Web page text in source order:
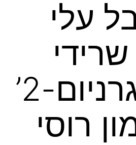
עלי
רחפן ‘גרניום-2’
רוסי